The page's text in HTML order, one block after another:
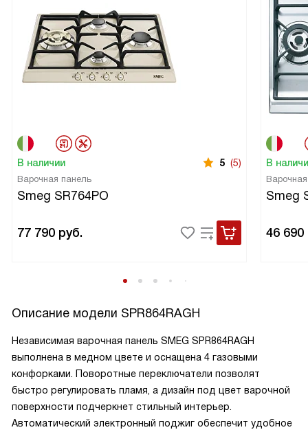
В наличии 5 (5)
Варочная панель
Smeg SR764PO
77 790 руб.
В
Smeg
46 690
Описание модели SPR864RAGH
Независимая варочная панель SMEG SPR864RAGH
выполнена в медном цвете и оснащена 4 газовыми
конфорками. Поворотные переключатели позволят
быстро регулировать пламя, а дизайн под цвет варочной
поверхности подчеркнет стильный интерьер.
Автоматический электронный поджиг обеспечит удобное